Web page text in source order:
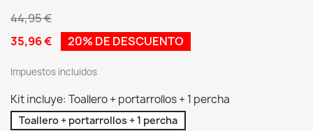
44,95 €
35,96 €
20% DE DESCUENTO
Impuestos incluidos
Kit incluye: Toallero + portarrollos + 1 percha
Toallero + portarrollos + 1 percha